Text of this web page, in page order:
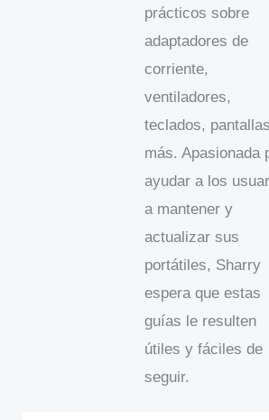
prácticos sobre
adaptadores de
corriente,
ventiladores,
teclados,
más. Apasionada
ayudar a los
a mantener y
actualizar sus
portátiles, Sharry
espera que estas
guías le resulten
útiles y fáciles de
seguir.